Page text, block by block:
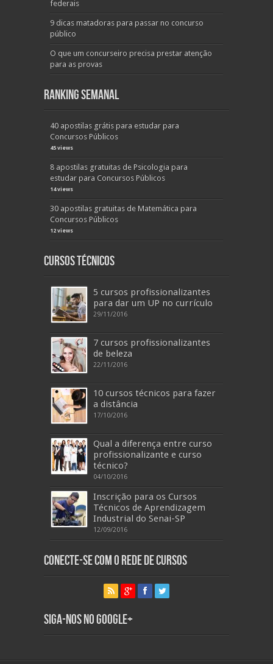
federais
9 dicas matadoras para passar no concurso
público
O que um concurseiro precisa prestar atenção
para as provas
Ranking Semanal
40 apostilas grátis para estudar para
Concursos Públicos
45 views
8 apostilas gratuitas de Psicologia para
estudar para Concursos Públicos
14 views
30 apostilas gratuitas de Matemática para
Concursos Públicos
12 views
Cursos Técnicos
5 cursos profissionalizantes
para dar um UP no currículo
29/11/2016
7 cursos profissionalizantes
de beleza
22/11/2016
10 cursos técnicos para fazer
a distância
17/10/2016
Qual a diferença entre curso
profissionalizante e curso
técnico?
04/10/2016
Inscrição para os Cursos
Técnicos de Aprendizagem
Industrial do Senai-SP
12/09/2016
Conecte-se com o Rede de Cursos
Siga-nos no Google+